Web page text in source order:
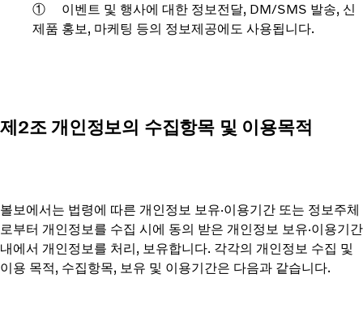
① 이벤트 및 행사에 대한 정보전달, DM/SMS 발송, 신
제품 홍보, 마케팅 등의 정보제공에도 사용됩니다.
제2조 개인정보의 수집항목 및 이용목적
볼보에서는 법령에 따른 개인정보 보유·이용기간 또는 정보주체
로부터 개인정보를 수집 시에 동의 받은 개인정보 보유·이용기간
내에서 개인정보를 처리, 보유합니다. 각각의 개인정보 수집 및
이용 목적, 수집항목, 보유 및 이용기간은 다음과 같습니다.